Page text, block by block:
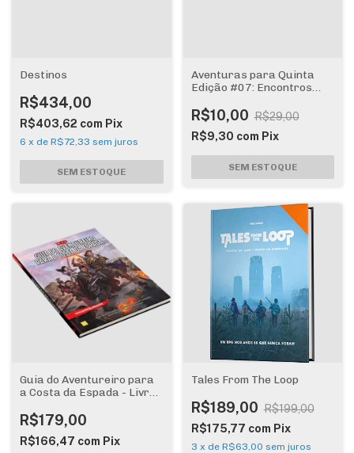
Destinos
R$434,00
R$403,62 com Pix
6 x de R$72,33 sem juros
Aventuras para Quinta
Edição #07: Encontros
R$10,00 R$29,00
R$9,30 com Pix
Guia do Aventureiro para
a Costa da Espada - Livro
Ed
R$179,00
R$166,47 com Pix
Tales From The Loop
R$189,00 R$199,00
R$175,77 com Pix
3 x de R$63,00 sem juros